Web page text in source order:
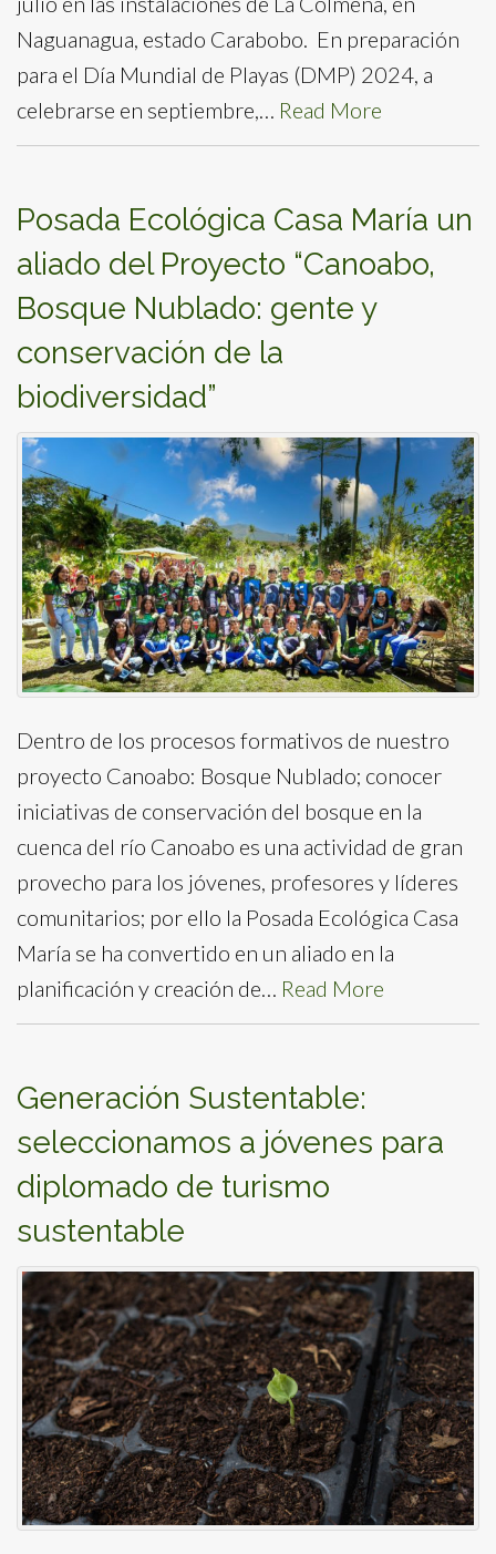
Naguanagua, estado Carabobo. En preparación
para el Día Mundial de Playas (DMP) 2024, a
celebrarse en septiembre,… Read More
Posada Ecológica Casa María un
aliado del Proyecto “Canoabo,
Bosque Nublado: gente y
conservación de la
biodiversidad”
Dentro de los procesos formativos de nuestro
proyecto Canoabo: Bosque Nublado; conocer
iniciativas de conservación del bosque en la
cuenca del río Canoabo es una actividad de gran
provecho para los jóvenes, profesores y líderes
comunitarios; por ello la Posada Ecológica Casa
María se ha convertido en un aliado en la
planificación y creación de… Read More
Generación Sustentable:
seleccionamos a jóvenes para
diplomado de turismo
sustentable